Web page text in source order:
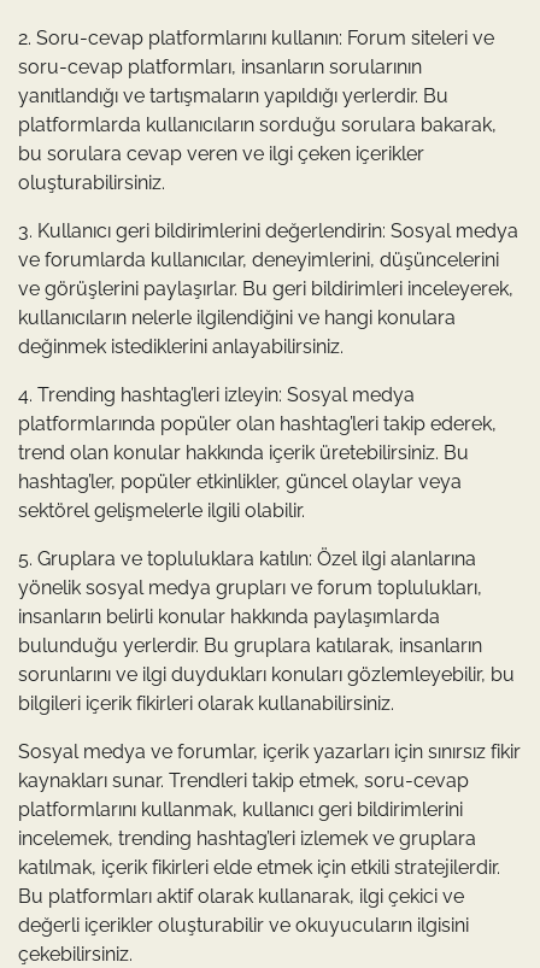
2. Soru-cevap platformlarını kullanın: Forum siteleri ve
soru-cevap platformları, insanların sorularının
yanıtlandığı ve tartışmaların yapıldığı yerlerdir. Bu
platformlarda kullanıcıların sorduğu sorulara bakarak,
bu sorulara cevap veren ve ilgi çeken içerikler
oluşturabilirsiniz.
3. Kullanıcı geri bildirimlerini değerlendirin: Sosyal medya
ve forumlarda kullanıcılar, deneyimlerini, düşüncelerini
ve görüşlerini paylaşırlar. Bu geri bildirimleri inceleyerek,
kullanıcıların nelerle ilgilendiğini ve hangi konulara
değinmek istediklerini anlayabilirsiniz.
4. Trending hashtag’leri izleyin: Sosyal medya
platformlarında popüler olan hashtag’leri takip ederek,
trend olan konular hakkında içerik üretebilirsiniz. Bu
hashtag’ler, popüler etkinlikler, güncel olaylar veya
sektörel gelişmelerle ilgili olabilir.
5. Gruplara ve topluluklara katılın: Özel ilgi alanlarına
yönelik sosyal medya grupları ve forum toplulukları,
insanların belirli konular hakkında paylaşımlarda
bulunduğu yerlerdir. Bu gruplara katılarak, insanların
sorunlarını ve ilgi duydukları konuları gözlemleyebilir, bu
bilgileri içerik fikirleri olarak kullanabilirsiniz.
Sosyal medya ve forumlar, içerik yazarları için sınırsız fikir
kaynakları sunar. Trendleri takip etmek, soru-cevap
platformlarını kullanmak, kullanıcı geri bildirimlerini
incelemek, trending hashtag’leri izlemek ve gruplara
katılmak, içerik fikirleri elde etmek için etkili stratejilerdir.
Bu platformları aktif olarak kullanarak, ilgi çekici ve
değerli içerikler oluşturabilir ve okuyucuların ilgisini
çekebilirsiniz.